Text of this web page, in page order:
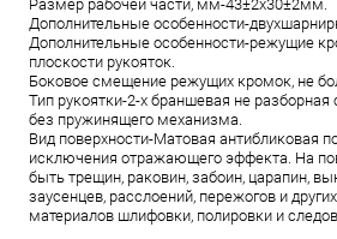
Размер рабочей части, мм-43±2х30±2мм.
Дополнительные особенности-
Дополнительные особенности-режущие
плоскости рукояток.
Боковое смещение режущих кромок, не
Тип рукоятки-2-х браншевая не
без пружинящего механизма.
Вид поверхности-Матовая антибликовая
исключения отражающего эффекта. На
быть трещин, раковин, забоин, царапин,
заусенцев, расслоений, пережогов и
материалов шлифовки, полировки и